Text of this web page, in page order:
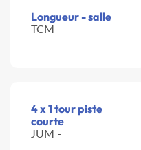
Longueur - salle
TCM -
4 x 1 tour piste
courte
JUM -